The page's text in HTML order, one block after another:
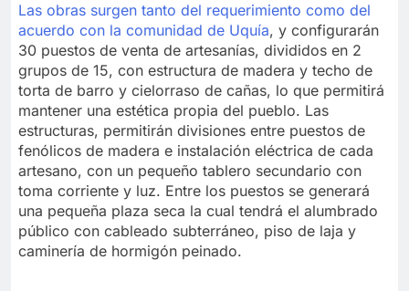
Las obras surgen tanto del requerimiento como del
acuerdo con la comunidad de Uquía, y configurarán
30 puestos de venta de artesanías, divididos en 2
grupos de 15, con estructura de madera y techo de
torta de barro y cielorraso de cañas, lo que permitirá
mantener una estética propia del pueblo. Las
estructuras, permitirán divisiones entre puestos de
fenólicos de madera e instalación eléctrica de cada
artesano, con un pequeño tablero secundario con
toma corriente y luz. Entre los puestos se generará
una pequeña plaza seca la cual tendrá el alumbrado
público con cableado subterráneo, piso de laja y
caminería de hormigón peinado.